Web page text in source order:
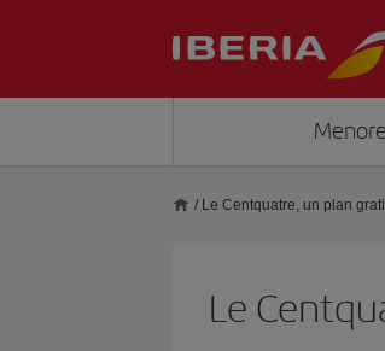
/ Le Centquatre, un plan
Le